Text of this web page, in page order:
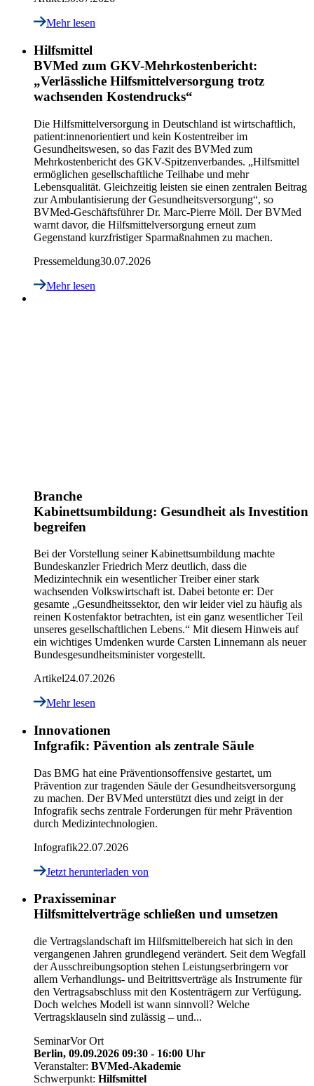
Mehr lesen
Hilfsmittel
BVMed zum GKV-Mehrkostenbericht:
„Verlässliche Hilfsmittelversorgung trotz
wachsenden Kostendrucks“
Die Hilfsmittelversorgung in Deutschland ist wirtschaftlich,
patient:innenorientiert und kein Kostentreiber im
Gesundheitswesen, so das Fazit des BVMed zum
Mehrkostenbericht des GKV-Spitzenverbandes. „Hilfsmittel
ermöglichen gesellschaftliche Teilhabe und mehr
Lebensqualität. Gleichzeitig leisten sie einen zentralen Beitrag
zur Ambulantisierung der Gesundheitsversorgung“, so
BVMed-Geschäftsführer Dr. Marc-Pierre Möll. Der BVMed
warnt davor, die Hilfsmittelversorgung erneut zum
Gegenstand kurzfristiger Sparmaßnahmen zu machen.
Pressemeldung30.07.2026
Mehr lesen
Branche
Kabinettsumbildung: Gesundheit als Investition
begreifen
Bei der Vorstellung seiner Kabinettsumbildung machte
Bundeskanzler Friedrich Merz deutlich, dass die
Medizintechnik ein wesentlicher Treiber einer stark
wachsenden Volkswirtschaft ist. Dabei betonte er: Der
gesamte „Gesundheitssektor, den wir leider viel zu häufig als
reinen Kostenfaktor betrachten, ist ein ganz wesentlicher Teil
unseres gesellschaftlichen Lebens.“ Mit diesem Hinweis auf
ein wichtiges Umdenken wurde Carsten Linnemann als neuer
Bundesgesundheitsminister vorgestellt.
Artikel24.07.2026
Mehr lesen
Innovationen
Infgrafik: Pävention als zentrale Säule
Das BMG hat eine Präventionsoffensive gestartet, um
Prävention zur tragenden Säule der Gesundheitsversorgung
zu machen. Der BVMed unterstützt dies und zeigt in der
Infografik sechs zentrale Forderungen für mehr Prävention
durch Medizintechnologien.
Infografik22.07.2026
Jetzt herunterladen von
Praxisseminar
Hilfsmittelverträge schließen und umsetzen
die Vertragslandschaft im Hilfsmittelbereich hat sich in den
vergangenen Jahren grundlegend verändert. Seit dem Wegfall
der Ausschreibungsoption stehen Leistungserbringern vor
allem Verhandlungs- und Beitrittsverträge als Instrumente für
den Vertragsabschluss mit den Kostenträgern zur Verfügung.
Doch welches Modell ist wann sinnvoll? Welche
Vertragsklauseln sind zulässig – und...
SeminarVor Ort
Berlin, 09.09.2026 09:30 - 16:00 Uhr
Veranstalter: BVMed-Akademie
Schwerpunkt: Hilfsmittel